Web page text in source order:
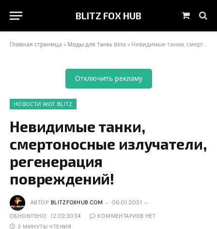
BLITZ FOX HUB Корзина
Главная страница » Моды для Tanks Blitz » Невидимые танки, смертоносные излучатели, регенерация повреждений!
Отключить рекламу
НОВОСТИ WOT BLITZ
Невидимые танки,
смертоносные излучатели,
регенерация
повреждений!
АВТОР BLITZFOXHUB.COM 06.01.2021
ОБНОВЛЕНО: 12.02.2024
КОММЕНТАРИЕВ НЕТ
3 МИНУТЫ ЧТЕНИЯ